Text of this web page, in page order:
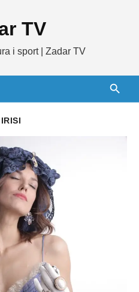
TV
i sport | Zadar TV